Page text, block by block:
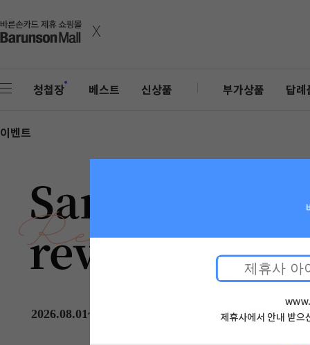
x
청첩장 베스트 신상품 부가상품 답례
이벤트
2026.08.01~2026.08.31